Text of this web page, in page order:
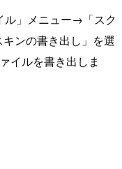
ル」メニュー→「スク
ンの書き出し」を選
イルを書き出しま